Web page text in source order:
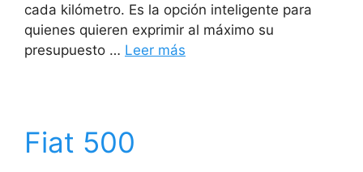
cada kilómetro. Es la opción inteligente para
quienes quieren exprimir al máximo su
presupuesto … Leer más
Fiat 500